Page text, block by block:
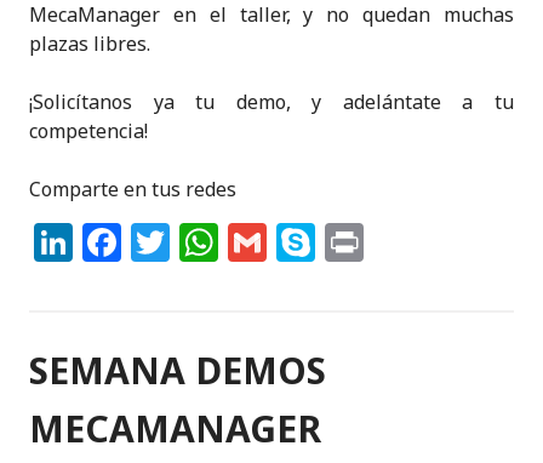
MecaManager en el taller, y no quedan muchas
plazas libres.
¡Solicítanos ya tu demo, y adelántate a tu
competencia!
Comparte en tus redes
Li
e
dI
n
F
e
b
o
T
te
r
W
ts
A
p
G
l
S
p
e
SEMANA DEMOS
MECAMANAGER